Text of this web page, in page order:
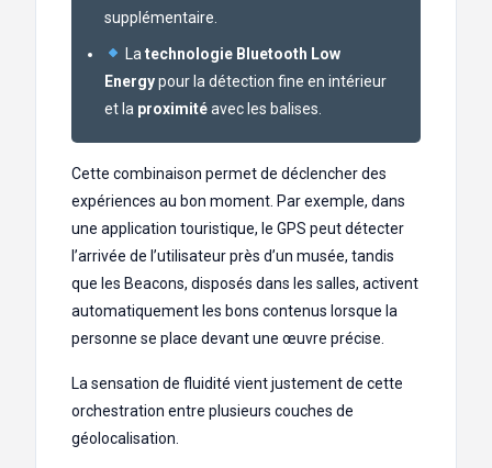
supplémentaire.
La technologie Bluetooth Low
Energypour la détection fine en intérieur
et la proximitéavec les balises.
Cette combinaison permet de déclencher des
expériences au bon moment. Par exemple, dans
une application touristique, le GPS peut détecter
l’arrivée de l’utilisateur près d’un musée, tandis
que les Beacons, disposés dans les salles, activent
automatiquement les bons contenus lorsque la
personne se place devant une œuvre précise.
La sensation de fluidité vient justement de cette
orchestration entre plusieurs couches de
géolocalisation.